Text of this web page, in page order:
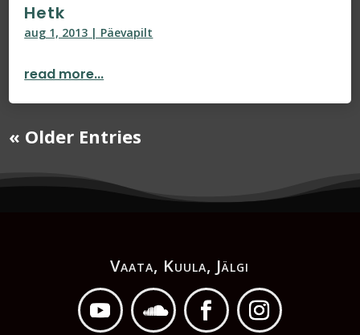
Hetk
aug 1, 2013 | Päevapilt
read more...
« Older Entries
Vaata, Kuula, Jälgi